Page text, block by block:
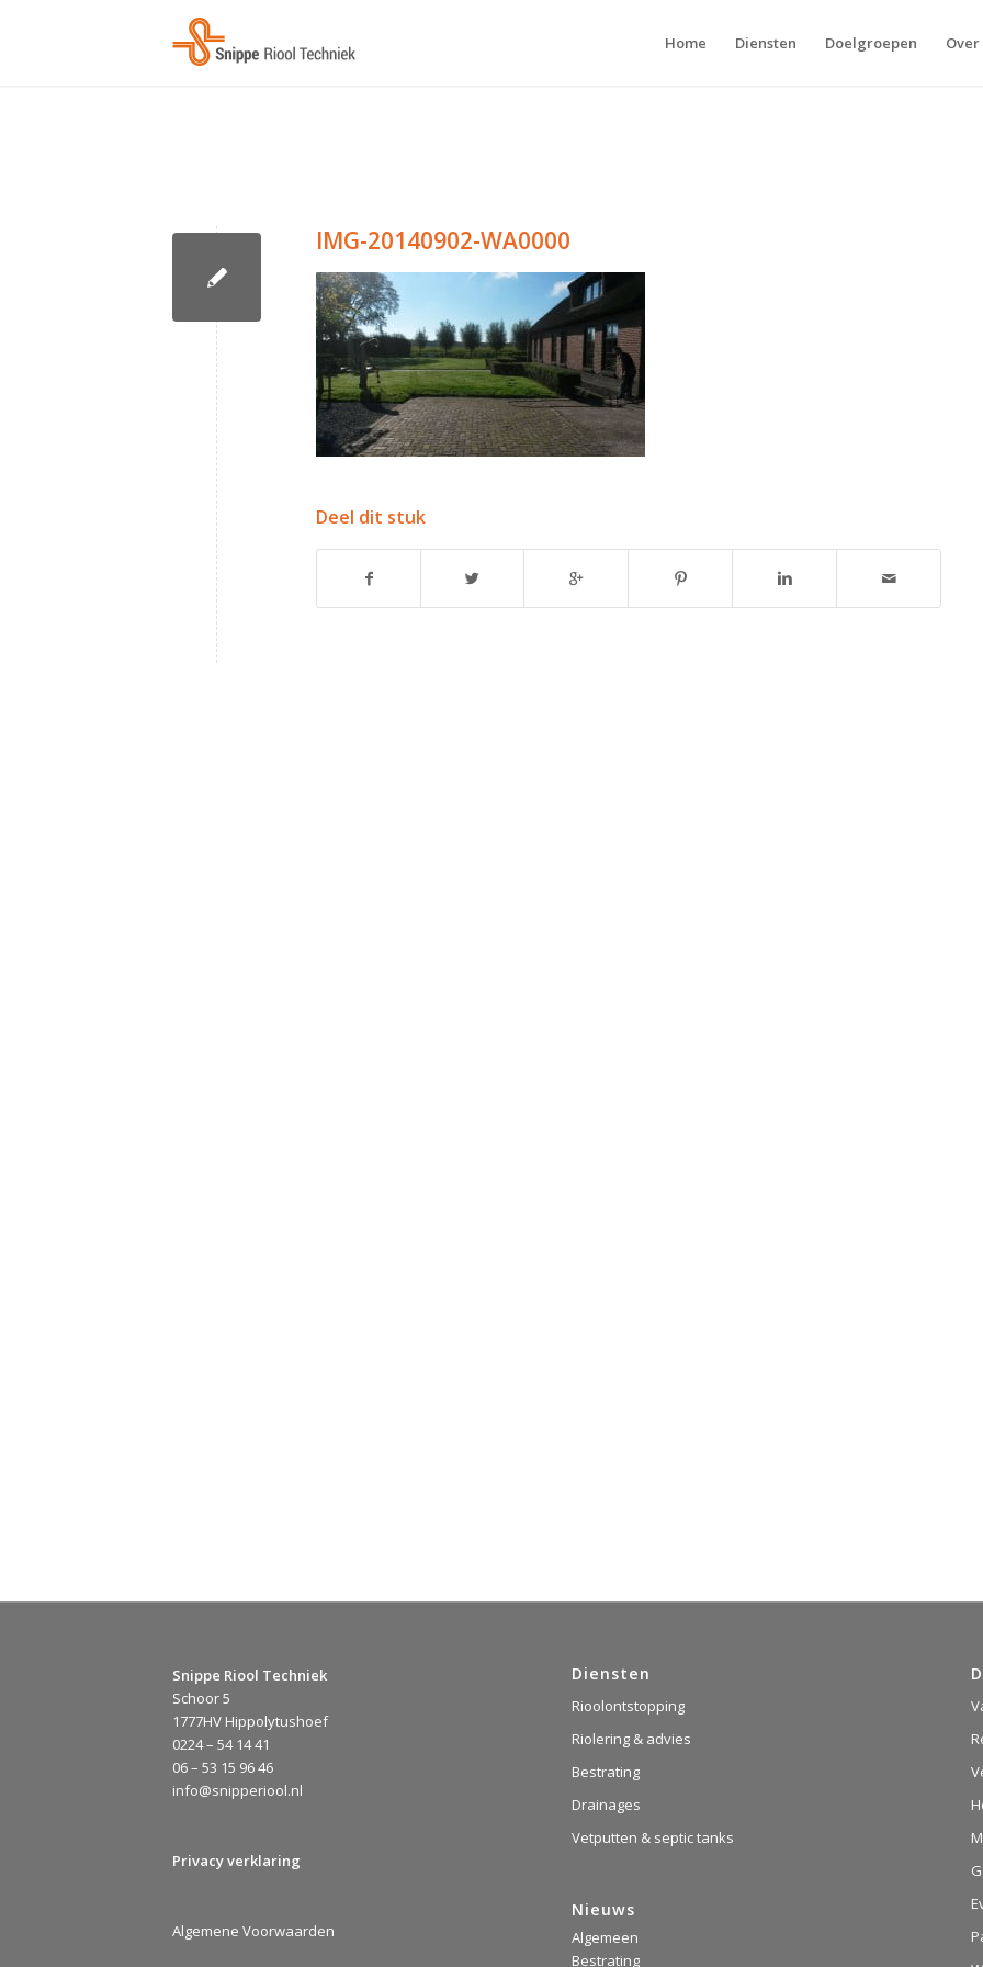
Home Diensten Doelgroepen Over
IMG-20140902-WA0000
Deel dit stuk
Snippe Riool Techniek
Schoor 5
1777HV Hippolytushoef
0224 – 54 14 41
06 – 53 15 96 46
info@snipperiool.nl
Privacy verklaring
Algemene Voorwaarden
Diensten
Rioolontstopping
Riolering & advies
Bestrating
Drainages
Vetputten & septic tanks
Nieuws
Algemeen
Bestrating